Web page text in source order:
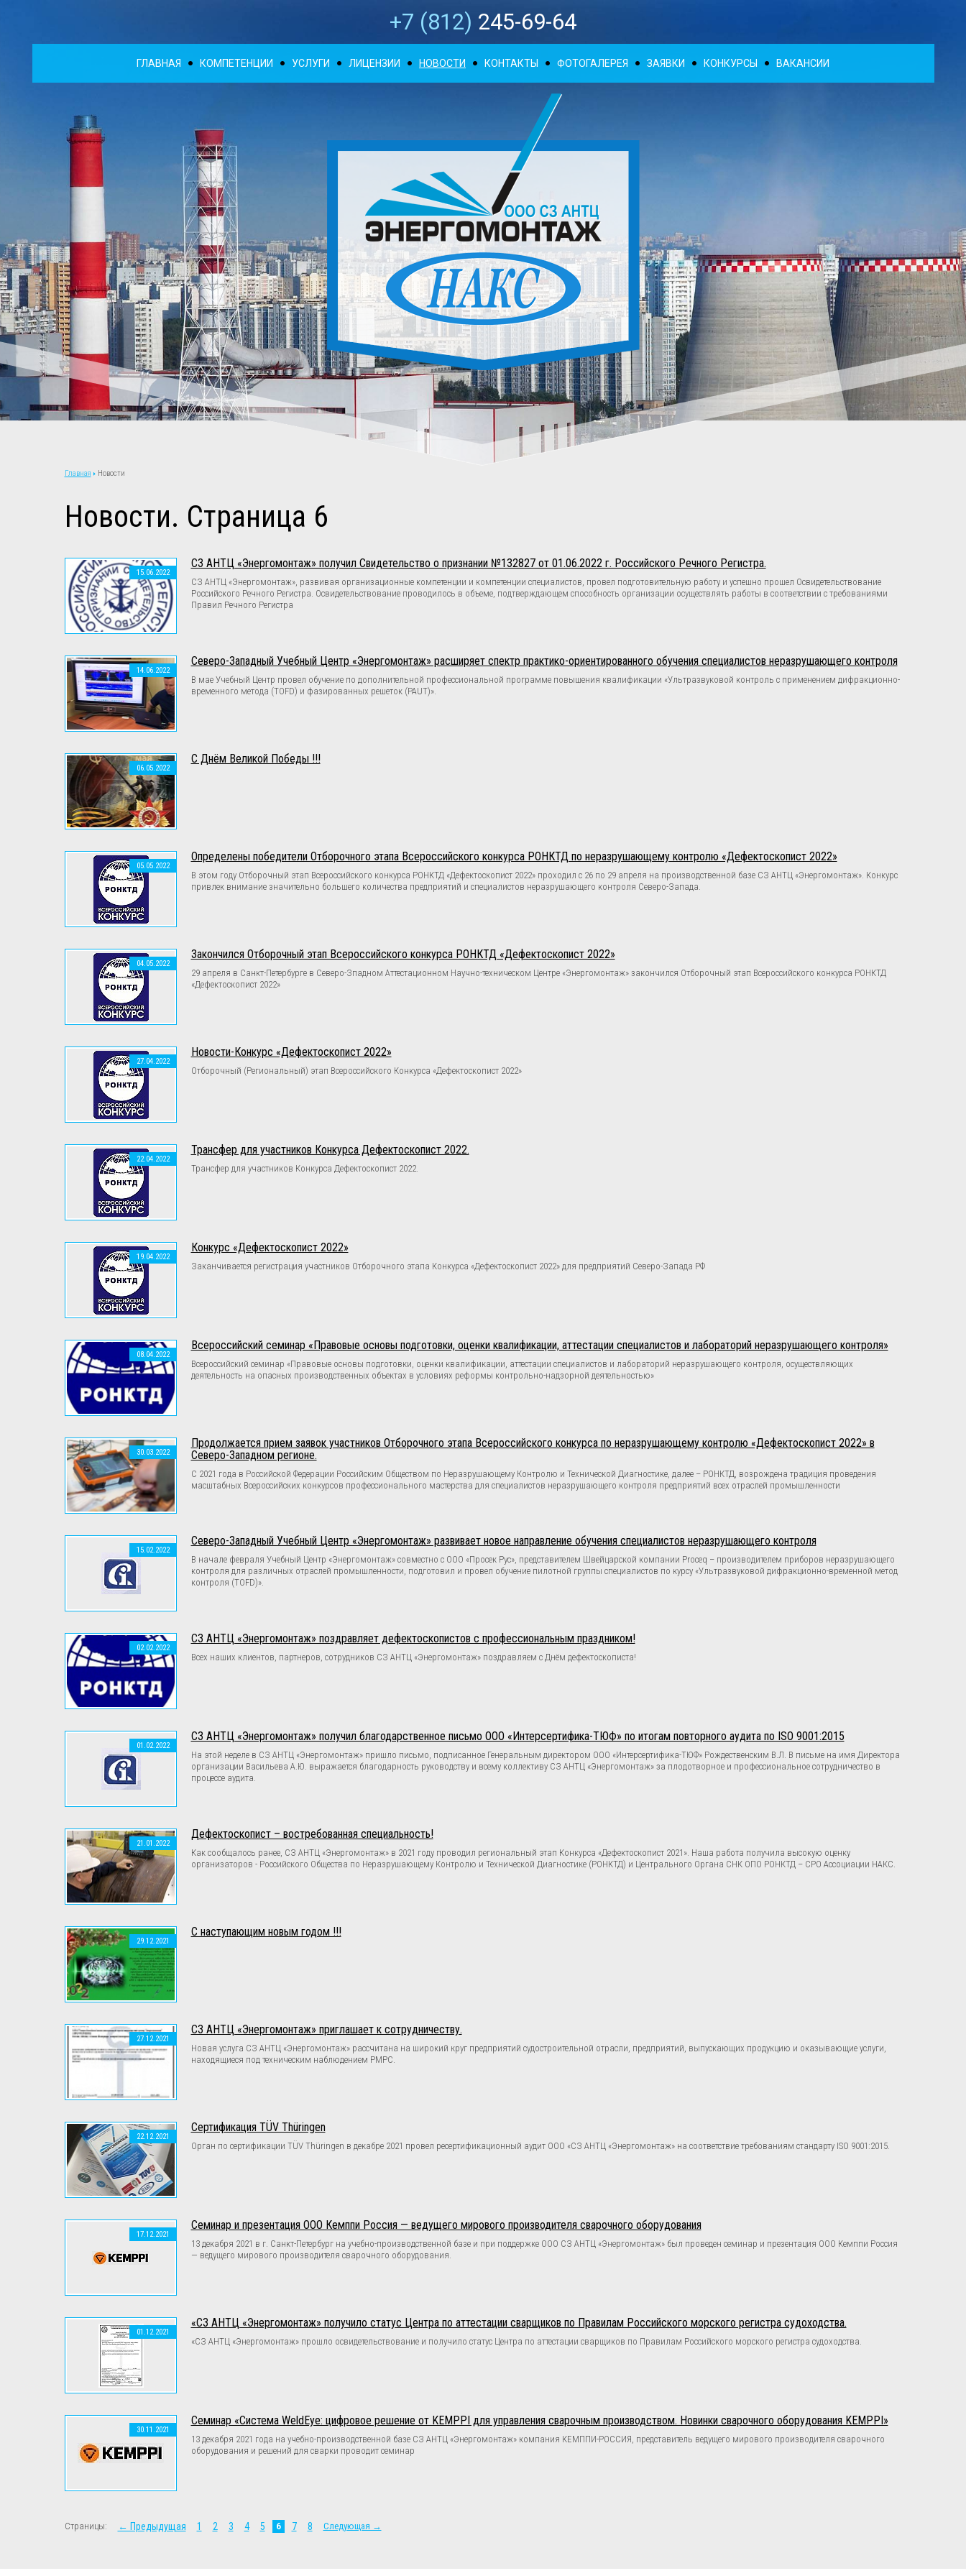
+7 (812) 245-69-64
ГЛАВНАЯ КОМПЕТЕНЦИИ УСЛУГИ ЛИЦЕНЗИИ НОВОСТИ КОНТАКТЫ ФОТОГАЛЕРЕЯ ЗАЯВКИ КОНКУРСЫ ВАКАНСИИ
Главная Новости
Новости. Страница 6
15.06.2022
СЗ АНТЦ «Энергомонтаж» получил Свидетельство о признании №132827 от 01.06.2022 г. Российского Речного Регистра.
СЗ АНТЦ «Энергомонтаж», развивая организационные компетенции и компетенции специалистов, провел подготовительную работу и успешно прошел Освидетельствование
Российского Речного Регистра. Освидетельствование проводилось в объеме, подтверждающем способность организации осуществлять работы в соответствии с требованиями
Правил Речного Регистра
14.06.2022
Северо-Западный Учебный Центр «Энергомонтаж» расширяет спектр практико-ориентированного обучения специалистов неразрушающего контроля
В мае Учебный Центр провел обучение по дополнительной профессиональной программе повышения квалификации «Ультразвуковой контроль с применением дифракционно-
временного метода (TOFD) и фазированных решеток (PAUT)».
06.05.2022
С Днём Великой Победы !!!
05.05.2022
Определены победители Отборочного этапа Всероссийского конкурса РОНКТД по неразрушающему контролю «Дефектоскопист 2022»
В этом году Отборочный этап Всероссийского конкурса РОНКТД «Дефектоскопист 2022» проходил с 26 по 29 апреля на производственной базе СЗ АНТЦ «Энергомонтаж». Конкурс
привлек внимание значительно большего количества предприятий и специалистов неразрушающего контроля Северо-Запада.
04.05.2022
Закончился Отборочный этап Всероссийского конкурса РОНКТД «Дефектоскопист 2022»
29 апреля в Санкт-Петербурге в Северо-Зпадном Аттестационном Научно-техническом Центре «Энергомонтаж» закончился Отборочный этап Всероссийского конкурса РОНКТД
«Дефектоскопист 2022»
27.04.2022
Новости-Конкурс «Дефектоскопист 2022»
Отборочный (Региональный) этап Всероссийского Конкурса «Дефектоскопист 2022»
22.04.2022
Трансфер для участников Конкурса Дефектоскопист 2022.
Трансфер для участников Конкурса Дефектоскопист 2022.
19.04.2022
Конкурс «Дефектоскопист 2022»
Заканчивается регистрация участников Отборочного этапа Конкурса «Дефектоскопист 2022» для предприятий Северо-Запада РФ
08.04.2022
Всероссийский семинар «Правовые основы подготовки, оценки квалификации, аттестации специалистов и лабораторий неразрушающего контроля»
Всероссийский семинар «Правовые основы подготовки, оценки квалификации, аттестации специалистов и лабораторий неразрушающего контроля, осуществляющих
деятельность на опасных производственных объектах в условиях реформы контрольно-надзорной деятельностью»
30.03.2022
Продолжается прием заявок участников Отборочного этапа Всероссийского конкурса по неразрушающему контролю «Дефектоскопист 2022» в
Северо-Западном регионе.
С 2021 года в Российской Федерации Российским Обществом по Неразрушающему Контролю и Технической Диагностике, далее – РОНКТД, возрождена традиция проведения
масштабных Всероссийских конкурсов профессионального мастерства для специалистов неразрушающего контроля предприятий всех отраслей промышленности
15.02.2022
Северо-Западный Учебный Центр «Энергомонтаж» развивает новое направление обучения специалистов неразрушающего контроля
В начале февраля Учебный Центр «Энергомонтаж» совместно с ООО «Просек Рус», представителем Швейцарской компании Proceq – производителем приборов неразрушающего
контроля для различных отраслей промышленности, подготовил и провел обучение пилотной группы специалистов по курсу «Ультразвуковой дифракционно-временной метод
контроля (TOFD)».
02.02.2022
СЗ АНТЦ «Энергомонтаж» поздравляет дефектоскопистов с профессиональным праздником!
Всех наших клиентов, партнеров, сотрудников СЗ АНТЦ «Энергомонтаж» поздравляем с Днём дефектоскописта!
01.02.2022
СЗ АНТЦ «Энергомонтаж» получил благодарственное письмо ООО «Интерсертифика-ТЮФ» по итогам повторного аудита по ISO 9001:2015
На этой неделе в СЗ АНТЦ «Энергомонтаж» пришло письмо, подписанное Генеральным директором ООО «Интерсертифика-ТЮФ» Рождественским В.Л. В письме на имя Директора
организации Васильева А.Ю. выражается благодарность руководству и всему коллективу СЗ АНТЦ «Энергомонтаж» за плодотворное и профессиональное сотрудничество в
процессе аудита.
21.01.2022
Дефектоскопист – востребованная специальность!
Как сообщалось ранее, СЗ АНТЦ «Энергомонтаж» в 2021 году проводил региональный этап Конкурса «Дефектоскопист 2021». Наша работа получила высокую оценку
организаторов - Российского Общества по Неразрушающему Контролю и Технической Диагностике (РОНКТД) и Центрального Органа СНК ОПО РОНКТД – СРО Ассоциации НАКС.
29.12.2021
С наступающим новым годом !!!
27.12.2021
СЗ АНТЦ «Энергомонтаж» приглашает к сотрудничеству.
Новая услуга СЗ АНТЦ «Энергомонтаж» рассчитана на широкий круг предприятий судостроительной отрасли, предприятий, выпускающих продукцию и оказывающие услуги,
находящиеся под техническим наблюдением РМРС.
22.12.2021
Сертификация TÜV Thüringen
Орган по сертификации TÜV Thüringen в декабре 2021 провел ресертификационный аудит ООО «СЗ АНТЦ «Энергомонтаж» на соответствие требованиям стандарту ISO 9001:2015.
17.12.2021
Семинар и презентация ООО Кемппи Россия — ведущего мирового производителя сварочного оборудования
13 декабря 2021 в г. Санкт-Петербург на учебно-производственной базе и при поддержке ООО СЗ АНТЦ «Энергомонтаж» был проведен семинар и презентация ООО Кемппи Россия
— ведущего мирового производителя сварочного оборудования.
01.12.2021
«СЗ АНТЦ «Энергомонтаж» получило статус Центра по аттестации сварщиков по Правилам Российского морского регистра судоходства.
«СЗ АНТЦ «Энергомонтаж» прошло освидетельствование и получило статус Центра по аттестации сварщиков по Правилам Российского морского регистра судоходства.
30.11.2021
Семинар «Система WeldEye: цифровое решение от KEMPPI для управления сварочным производством. Новинки сварочного оборудования KEMPPI»
13 декабря 2021 года на учебно-производственной базе СЗ АНТЦ «Энергомонтаж» компания КЕМППИ-РОССИЯ, представитель ведущего мирового производителя сварочного
оборудования и решений для сварки проводит семинар
Страницы: ← Предыдущая 1 2 3 4 5 6 7 8 Следующая →